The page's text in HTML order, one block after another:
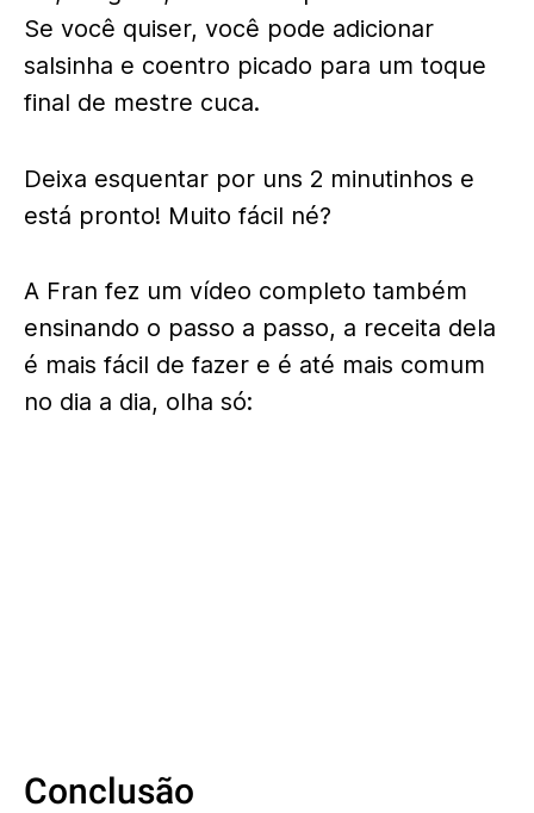
Se você quiser, você pode adicionar
salsinha e coentro picado para um toque
final de mestre cuca.
Deixa esquentar por uns 2 minutinhos e
está pronto! Muito fácil né?
A Fran fez um vídeo completo também
ensinando o passo a passo, a receita dela
é mais fácil de fazer e é até mais comum
no dia a dia, olha só:
Conclusão